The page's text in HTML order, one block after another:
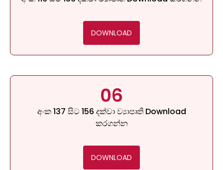
DOWNLOAD
06
අංක 137 සිට 156 දක්වා ව්‍යාපෘති Download
කරගන්න
DOWNLOAD